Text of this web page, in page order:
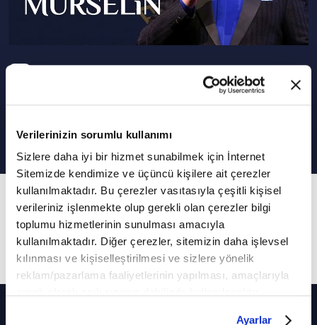
Verilerinizin sorumlu kullanımı
Sizlere daha iyi bir hizmet sunabilmek için İnternet
Sitemizde kendimize ve üçüncü kişilere ait çerezler
kullanılmaktadır. Bu çerezler vasıtasıyla çeşitli kişisel
verileriniz işlenmekte olup gerekli olan çerezler bilgi
toplumu hizmetlerinin sunulması amacıyla
kullanılmaktadır. Diğer çerezler, sitemizin daha işlevsel
kılınması ve kişiselleştirilmesi ve sizlere yönelik
reklam/pazarlama faaliyetlerinin yapılması, amaçlarıyla
Ayarlar
Programın Tüm Podcastleri
Sadr-ı cemil murselin
24. Bölüm
Uşşak makamında okuduğu "Sadr-ı cemil
murselîn" eseri
Diğer Bölümler